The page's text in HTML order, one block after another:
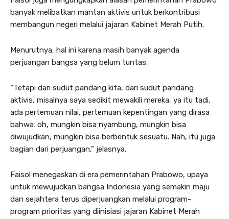
banyak melibatkan mantan aktivis untuk berkontribusi
membangun negeri melalui jajaran Kabinet Merah Putih.
Menurutnya, hal ini karena masih banyak agenda
perjuangan bangsa yang belum tuntas.
“Tetapi dari sudut pandang kita, dari sudut pandang
aktivis, misalnya saya sedikit mewakili mereka, ya itu tadi,
ada pertemuan nilai, pertemuan kepentingan yang dirasa
bahwa: oh, mungkin bisa nyambung, mungkin bisa
diwujudkan, mungkin bisa berbentuk sesuatu. Nah, itu juga
bagian dari perjuangan,” jelasnya.
Faisol menegaskan di era pemerintahan Prabowo, upaya
untuk mewujudkan bangsa Indonesia yang semakin maju
dan sejahtera terus diperjuangkan melalui program-
program prioritas yang diinisiasi jajaran Kabinet Merah